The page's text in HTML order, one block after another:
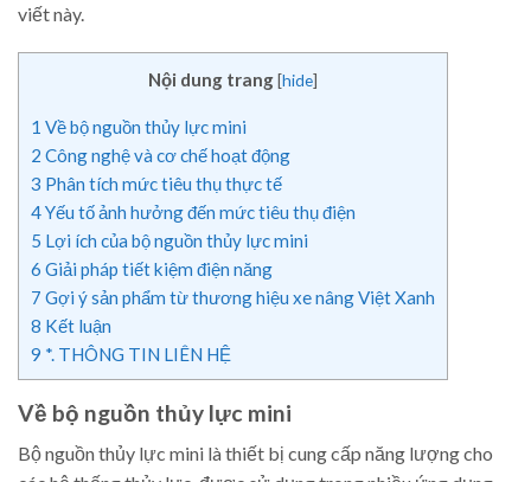
viết này.
Nội dung trang[hide]
1 Về bộ nguồn thủy lực mini
2 Công nghệ và cơ chế hoạt động
3 Phân tích mức tiêu thụ thực tế
4Yếu tố ảnh hưởng đến mức tiêu thụ điện
5 Lợi ích của bộ nguồn thủy lực mini
6 Giải pháp tiết kiệm điện năng
7 Gợi ý sản phẩm từ thương hiệu xe nâng Việt Xanh
8 Kết luận
9 *. THÔNG TIN LIÊN HỆ
Về bộ nguồn thủy lực mini
Bộ nguồn thủy lực mini là thiết bị cung cấp năng lượng cho